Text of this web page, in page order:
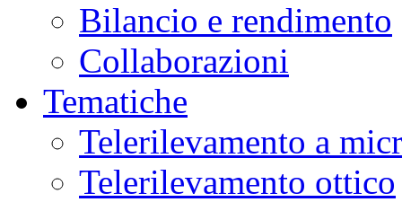
Bilancio e rendimento
Collaborazioni
Tematiche
Telerilevamento a
Telerilevamento ottico